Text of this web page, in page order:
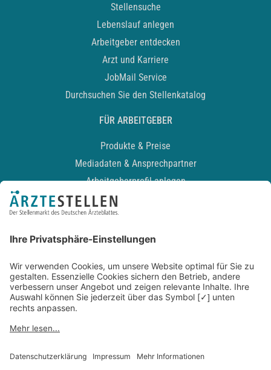
Stellensuche
Lebenslauf anlegen
Arbeitgeber entdecken
Arzt und Karriere
JobMail Service
Durchsuchen Sie den Stellenkatalog
FÜR ARBEITGEBER
Produkte & Preise
Mediadaten & Ansprechpartner
Arbeitgeberprofil anlegen
Recruiting-Podcast
Kontakt
Datenschutz
Newsletter